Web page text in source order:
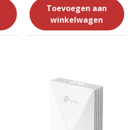
Toevoegen aan
winkelwagen